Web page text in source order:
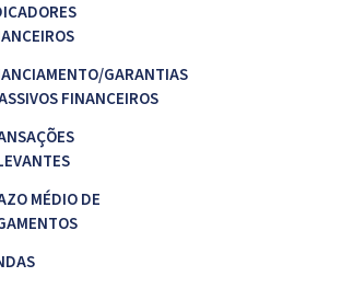
GARANTIAS
FINANCEIROS
MÉDIO DE